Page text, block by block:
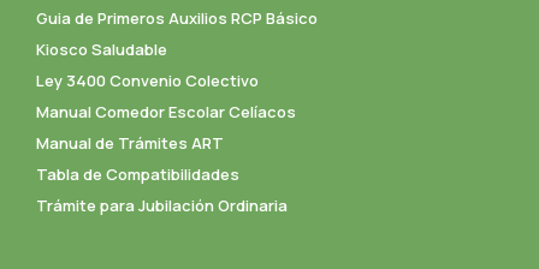
Guia de Primeros Auxilios RCP Básico
Kiosco Saludable
Ley 3400 Convenio Colectivo
Manual Comedor Escolar Celíacos
Manual de Trámites ART
Tabla de Compatibilidades
Trámite para Jubilación Ordinaria